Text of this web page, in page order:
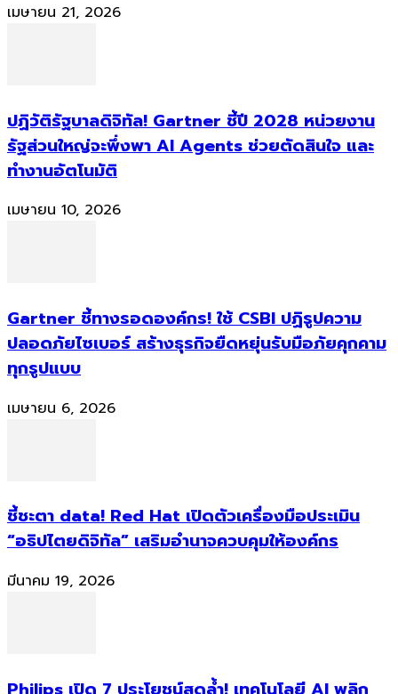
เมษายน 21, 2026
ปฏิวัติรัฐบาลดิจิทัล! Gartner ชี้ปี 2028 หน่วยงาน
รัฐส่วนใหญ่จะพึ่งพา AI Agents ช่วยตัดสินใจ และ
ทำงานอัตโนมัติ
เมษายน 10, 2026
Gartner ชี้ทางรอดองค์กร! ใช้ CSBI ปฏิรูปความ
ปลอดภัยไซเบอร์ สร้างธุรกิจยืดหยุ่นรับมือภัยคุกคาม
ทุกรูปแบบ
เมษายน 6, 2026
ชี้ชะตา data! Red Hat เปิดตัวเครื่องมือประเมิน
“อธิปไตยดิจิทัล” เสริมอำนาจควบคุมให้องค์กร
มีนาคม 19, 2026